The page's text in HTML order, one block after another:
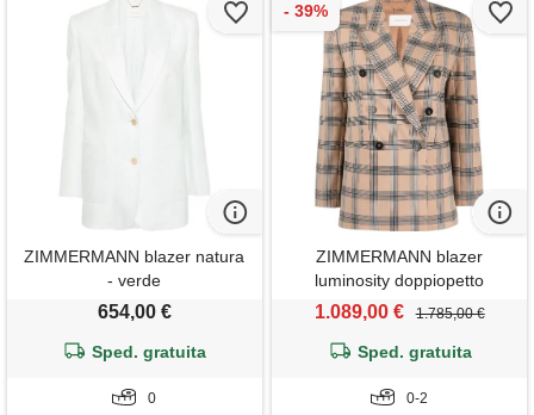
ZIMMERMANN blazer natura
- verde
654,00 €
Sped. gratuita
0
ZIMMERMANN blazer
luminosity doppiopetto
gessato - toni neutri
1.089,00 € 1.785,00 €
Sped. gratuita
0-2